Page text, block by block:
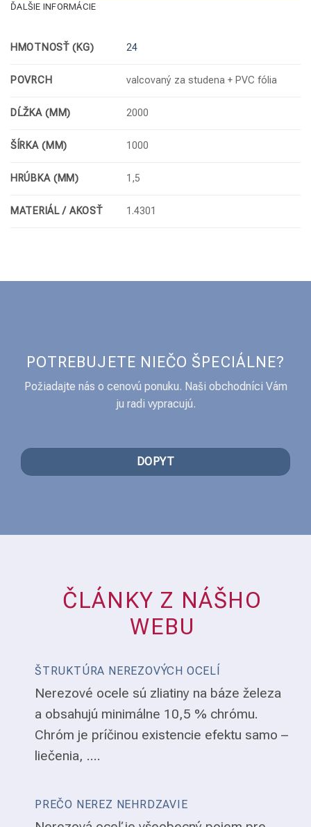
ĎALŠIE INFORMÁCIE
HMOTNOSŤ (KG) 24
POVRCH valcovaný za studena + PVC fólia
DĹŽKA (MM) 2000
ŠÍRKA (MM) 1000
HRÚBKA (MM) 1,5
MATERIÁL / AKOSŤ 1.4301
POTREBUJETE NIEČO ŠPECIÁLNE?
Požiadajte nás o cenovú ponuku. Naši obchodníci Vám
ju radi vypracujú.
DOPYT
ČLÁNKY Z NÁŠHO
WEBU
ŠTRUKTÚRA NEREZOVÝCH OCELÍ
Nerezové ocele sú zliatiny na báze železa
a obsahujú minimálne 10,5 % chrómu.
Chróm je príčinou existencie efektu samo –
liečenia, ....
PREČO NEREZ NEHRDZAVIE